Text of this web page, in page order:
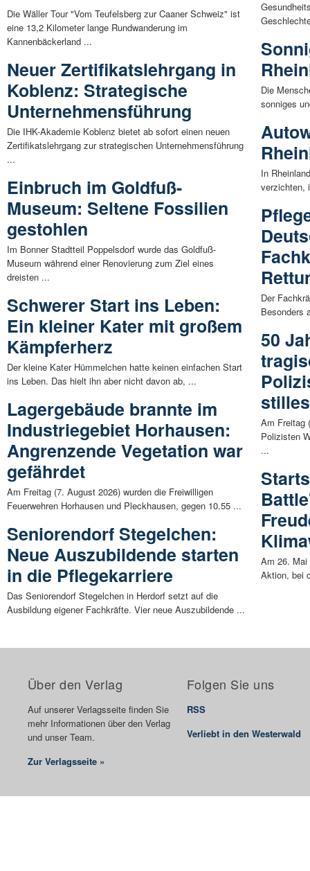
Die Wäller Tour "Vom Teufelsberg zur Caaner Schweiz" ist
eine 13,2 Kilometer lange Rundwanderung im
Kannenbäckerland ...
Neuer Zertifikatslehrgang in
Koblenz: Strategische
Unternehmensführung
Die IHK-Akademie Koblenz bietet ab sofort einen neuen
Zertifikatslehrgang zur strategischen Unternehmensführung
...
Einbruch im Goldfuß-
Museum: Seltene Fossilien
gestohlen
Im Bonner Stadtteil Poppelsdorf wurde das Goldfuß-
Museum während einer Renovierung zum Ziel eines
dreisten ...
Schwerer Start ins Leben:
Ein kleiner Kater mit großem
Kämpferherz
Der kleine Kater Hümmelchen hatte keinen einfachen Start
ins Leben. Das hielt ihn aber nicht davon ab, ...
Lagergebäude brannte im
Industriegebiet Horhausen:
Angrenzende Vegetation war
gefährdet
Am Freitag (7. August 2026) wurden die Freiwilligen
Feuerwehren Horhausen und Pleckhausen, gegen 10.55 ...
Seniorendorf Stegelchen:
Neue Auszubildende starten
in die Pflegekarriere
Das Seniorendorf Stegelchen in Herdorf setzt auf die
Ausbildung eigener Fachkräfte. Vier neue Auszubildende ...
Die
sonniges
In
verzichten,
Der
Besonders
50
Am Freitag
Polizisten
...
Am 26. Mai
Aktion, bei
Über den Verlag
Auf unserer Verlagsseite finden Sie
mehr Informationen über den Verlag
und unser Team.
Zur Verlagsseite »
Folgen Sie uns
RSS
Verliebt in den Westerwald